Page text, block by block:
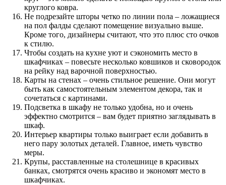
круглого ковра.
Не подрезайте шторы четко по линии пола – ложащиеся
на пол фалды сделают помещение визуально выше.
Кроме того, дизайнеры считают, что это плюс сто очков
к стилю.
Чтобы создать на кухне уют и сэкономить место в
шкафчиках – повесьте несколько ковшиков и сковородок
на рейку над варочной поверхностью.
Карты на стенах – очень стильное решение. Они могут
быть как самостоятельным элементом декора, так и
сочетаться с картинами.
Подсветка в шкафу не только удобна, но и очень
эффектно смотрится – вам будет приятно заглядывать в
шкаф.
Интерьер квартиры только выиграет если добавить в
него пару золотых деталей. Главное, иметь чувство
меры.
Крупы, расставленные на столешнице в красивых
банках, смотрятся очень красиво и экономят место в
шкафчиках.